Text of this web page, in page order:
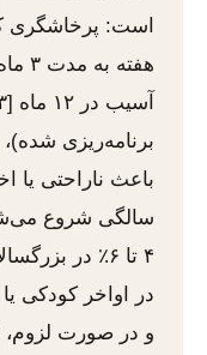
است: پرخاشگری
برنامه‌ریزی
۴ تا ۶٪ در
و در صورت لزوم، SSRIs است [۱۸،۱۹].